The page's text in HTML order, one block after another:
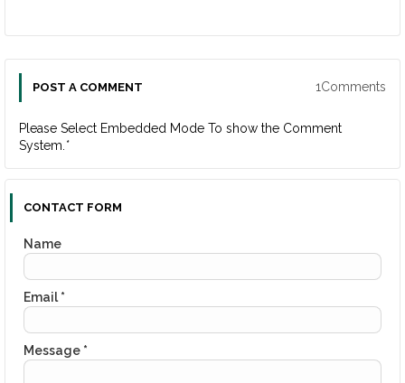
POST A COMMENT 1Comments
Please Select Embedded Mode To show the Comment
System. *
CONTACT FORM
Name
Email *
Message *